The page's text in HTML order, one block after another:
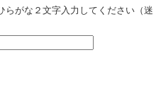
らがな２文字入力してください（迷